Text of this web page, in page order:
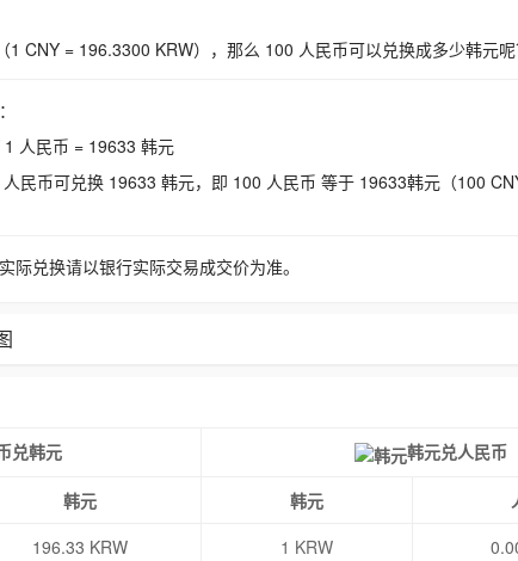
CNY = 196.3300 KRW），那么 100 人民币可以兑换成多少韩元呢
人民币 = 19633 韩元
民币可兑换 19633 韩元，即 100 人民币 等于 19633韩元（100
际兑换请以银行实际交易成交价为准。
兑韩元 韩元兑人民币
韩元 韩元
196.33 KRW 1 KRW